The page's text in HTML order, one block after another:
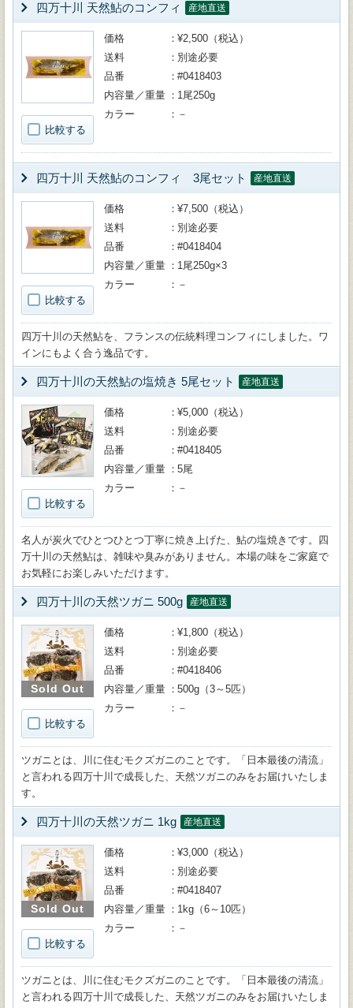
四万十川 天然鮎のコンフィ 産地直送
比較する
価格
¥2,500（税込）
送料
別途必要
品番
#0418403
内容量／重量
1尾250g
カラー
－
四万十川 天然鮎のコンフィ 3尾セット 産地直送
比較する
価格
¥7,500（税込）
送料
別途必要
品番
#0418404
内容量／重量
1尾250g×3
カラー
－
四万十川の天然鮎を、フランスの伝統料理コンフィにしました。ワ
インにもよく合う逸品です。
四万十川の天然鮎の塩焼き 5尾セット 産地直送
比較する
価格
¥5,000（税込）
送料
別途必要
品番
#0418405
内容量／重量
5尾
カラー
－
名人が炭火でひとつひとつ丁寧に焼き上げた、鮎の塩焼きです。四
万十川の天然鮎は、雑味や臭みがありません。本場の味をご家庭で
お気軽にお楽しみいただけます。
四万十川の天然ツガニ 500g 産地直送
Sold Out
比較する
価格
¥1,800（税込）
送料
別途必要
品番
#0418406
内容量／重量
500g（3～5匹）
カラー
－
ツガニとは、川に住むモクズガニのことです。「日本最後の清流」
と言われる四万十川で成長した、天然ツガニのみをお届けいたしま
す。
四万十川の天然ツガニ 1kg 産地直送
Sold Out
比較する
価格
¥3,000（税込）
送料
別途必要
品番
#0418407
内容量／重量
1kg（6～10匹）
カラー
－
ツガニとは、川に住むモクズガニのことです。「日本最後の清流」
と言われる四万十川で成長した、天然ツガニのみをお届けいたしま